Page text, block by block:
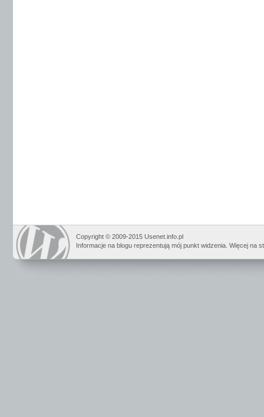
Copyright © 2009-2015 Usenet.info.pl
Informacje na blogu reprezentują mój punkt widzenia. Więcej na